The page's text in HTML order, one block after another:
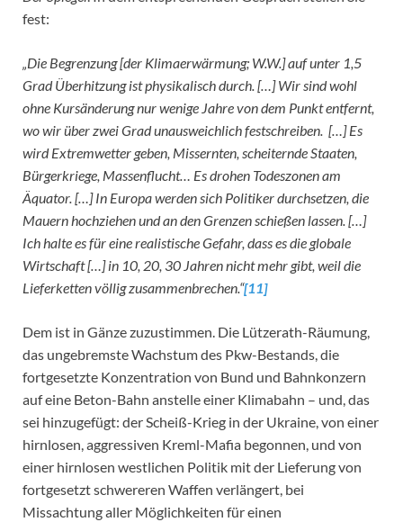
fest:
„Die Begrenzung [der Klimaerwärmung; W.W.] auf unter 1,5
Grad Überhitzung ist physikalisch durch. […] Wir sind wohl
ohne Kursänderung nur wenige Jahre von dem Punkt entfernt,
wo wir über zwei Grad unausweichlich festschreiben. […] Es
wird Extremwetter geben, Missernten, scheiternde Staaten,
Bürgerkriege, Massenflucht… Es drohen Todeszonen am
Äquator. […] In Europa werden sich Politiker durchsetzen, die
Mauern hochziehen und an den Grenzen schießen lassen. […]
Ich halte es für eine realistische Gefahr, dass es die globale
Wirtschaft […] in 10, 20, 30 Jahren nicht mehr gibt, weil die
Lieferketten völlig zusammenbrechen.“[11]
Dem ist in Gänze zuzustimmen. Die Lützerath-Räumung,
das ungebremste Wachstum des Pkw-Bestands, die
fortgesetzte Konzentration von Bund und Bahnkonzern
auf eine Beton-Bahn anstelle einer Klimabahn – und, das
sei hinzugefügt: der Scheiß-Krieg in der Ukraine, von einer
hirnlosen, aggressiven Kreml-Mafia begonnen, und von
einer hirnlosen westlichen Politik mit der Lieferung von
fortgesetzt schwereren Waffen verlängert, bei
Missachtung aller Möglichkeiten für einen